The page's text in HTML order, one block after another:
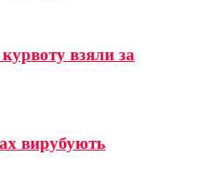
взяли за
вирубують